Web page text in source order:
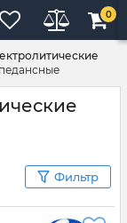
0
Фильтр